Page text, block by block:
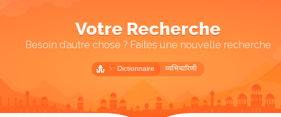
Votre Recherche
Besoin d’autre chose ? Faites une nouvelle recherche
Dictionnaire व्यभिचारिणी